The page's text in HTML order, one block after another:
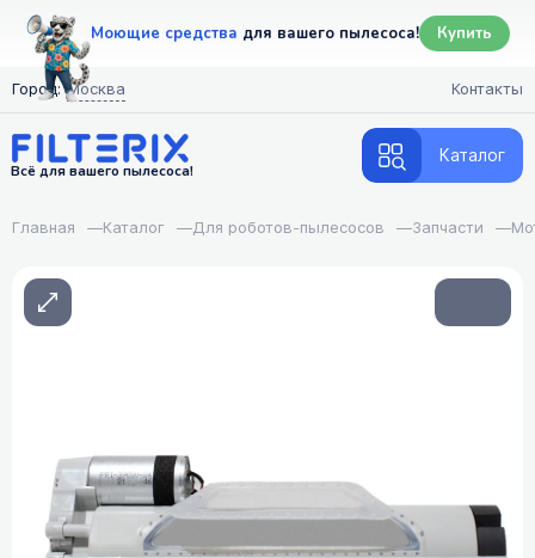
Моющие средства для вашего пылесоса! Купить
Город: Москва Контакты
Всё для вашего пылесоса!
Каталог
Главная —Каталог —Для роботов-пылесосов —Запчасти —